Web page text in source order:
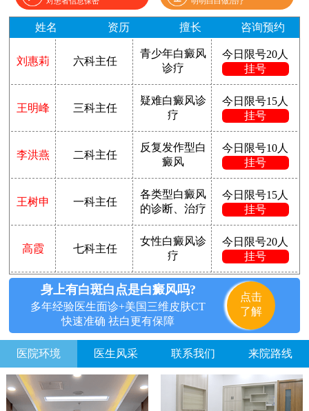
姓名 资历 擅长 咨询预约
刘惠莉 六科主任
青少年白癜风
诊疗
今日限号20人
挂号
王明峰 三科主任
疑难白癜风诊
疗
今日限号15人
挂号
李洪燕 二科主任
反复发作型白
癜风
今日限号10人
挂号
王树申 一科主任
各类型白癜风
的诊断、治疗
今日限号15人
挂号
高霞 七科主任
女性白癜风诊
疗
今日限号20人
挂号
身上有白斑白点是白癜风吗?
多年经验医生面诊+美国三维皮肤CT
快速准确 祛白更有保障
点击
了解
医院环境 医生风采 联系我们 来院路线